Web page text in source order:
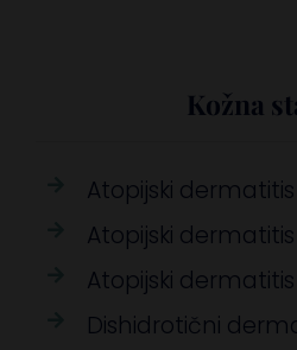
Kožna
Atopijski dermatitis
Atopijski
Atopijski
Dishidrotični